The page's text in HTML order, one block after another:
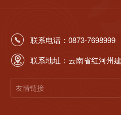
联系电话：0873-7698999
联系地址：云南省红河州